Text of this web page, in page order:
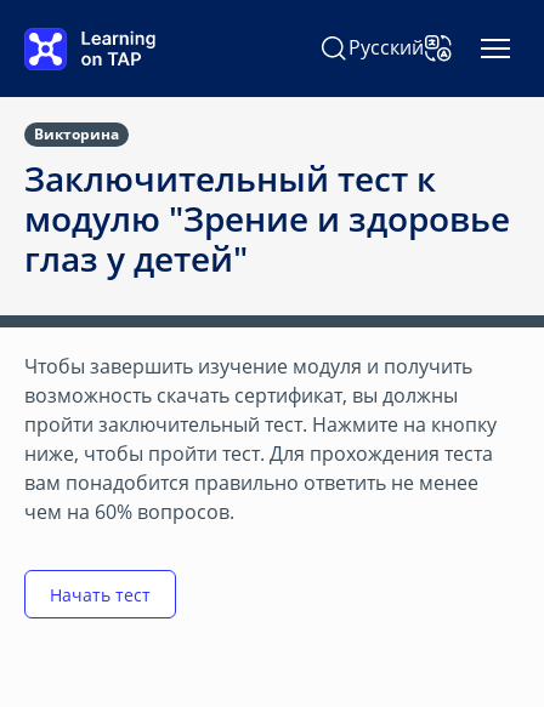
Поиск Learning on TAP
РусскийИзменить
Викторина
Заключительный тест к
модулю "Зрение и здоровье
глаз у детей"
Чтобы завершить изучение модуля и получить
возможность скачать сертификат, вы должны
пройти заключительный тест. Нажмите на кнопку
ниже, чтобы пройти тест. Для прохождения теста
вам понадобится правильно ответить не менее
чем на 60% вопросов.